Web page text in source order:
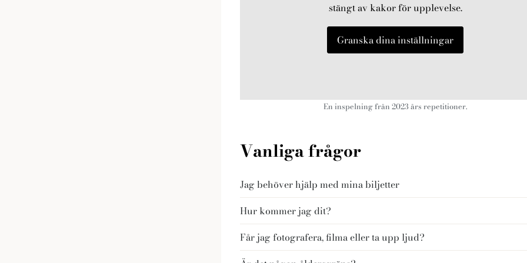
stängt av kakor för upplevelse.
Granska dina inställningar
En inspelning från 2023 års repetitioner.
Vanliga frågor
Jag behöver hjälp med mina biljetter
Hur kommer jag dit?
Får jag fotografera, filma eller ta upp ljud?